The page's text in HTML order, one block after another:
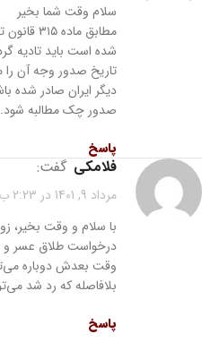
سلام وقت شما بخیر
مطابق
شده است باید تادیه
تاریخ صدور وجه آن را
دیگر ایران صادر شده
صدور چک مطالبه شود.
پاسخ
فلامکی گفت:
مرداد 9, 1401 در 2:23 ب.ظ
با سلام و وقت بخیر،
درخواست طلاق عسر و
وقت بعدش دوباره
بلافاصله که رد شد
پاسخ